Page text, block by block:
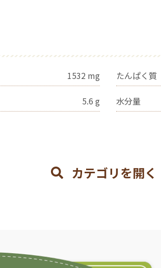
1532 mg たんぱく質
5.6 g 水分量
カテゴリを開く